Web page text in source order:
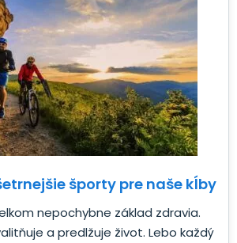
športy pre naše kĺby
nepochybne základ zdravia.
a predlžuje život. Lebo každý